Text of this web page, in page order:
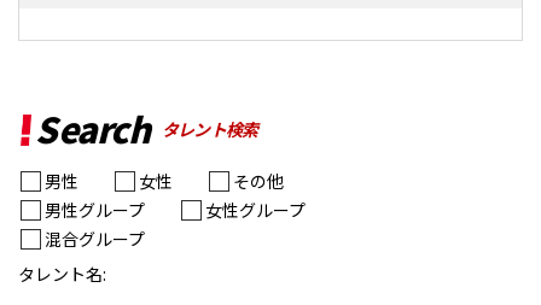
Search タレント検索
タレント名:
男性 女性
その他
男性グループ
女性グループ
混合グループ